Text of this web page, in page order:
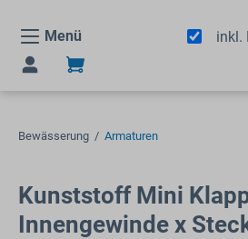
Menü
inkl.
Bewässerung / Armaturen
Kunststoff Mini
Innengewinde x